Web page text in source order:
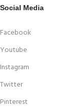
Social Media
Facebook
Youtube
Instagram
Twitter
Pinterest